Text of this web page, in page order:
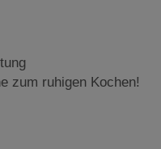
zum ruhigen Kochen!